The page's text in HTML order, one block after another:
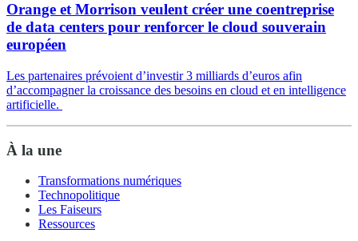
Orange et Morrison veulent créer une coentreprise
de data centers pour renforcer le cloud souverain
européen
Les partenaires prévoient d’investir 3 milliards d’euros afin
d’accompagner la croissance des besoins en cloud et en intelligence
artificielle.
À la une
Transformations numériques
Technopolitique
Les Faiseurs
Ressources